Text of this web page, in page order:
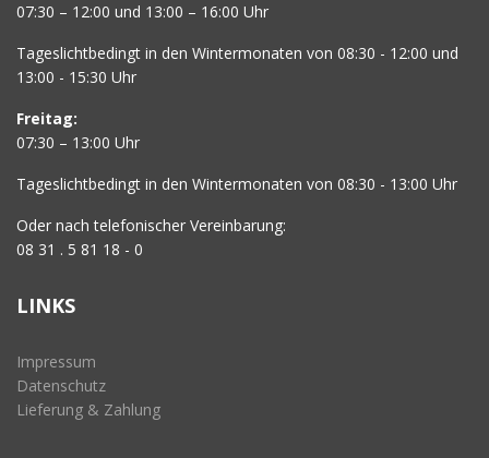
07:30 – 12:00 und 13:00 – 16:00 Uhr
Tageslichtbedingt in den Wintermonaten von 08:30 - 12:00 und
13:00 - 15:30 Uhr
Freitag:
07:30 – 13:00 Uhr
Tageslichtbedingt in den Wintermonaten von 08:30 - 13:00 Uhr
Oder nach telefonischer Vereinbarung:
08 31 . 5 81 18 - 0
LINKS
Impressum
Datenschutz
Lieferung & Zahlung